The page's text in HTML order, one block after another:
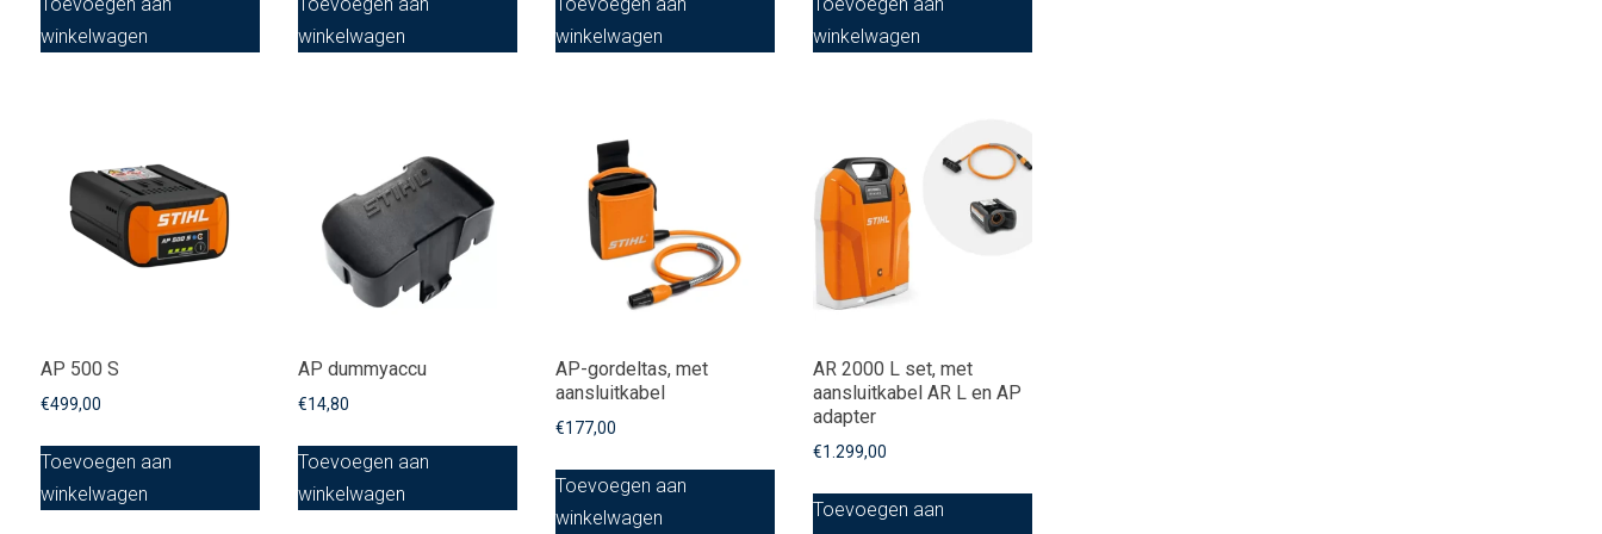
winkelwagen
winkelwagen
winkelwagen
winkelwagen
AP 500 S
€499,00
Toevoegen aan
winkelwagen
AP dummyaccu
€14,80
Toevoegen aan
winkelwagen
AP-gordeltas, met
aansluitkabel
€177,00
Toevoegen aan
winkelwagen
AR 2000 L set, met
aansluitkabel AR L en AP
adapter
€1.299,00
Toevoegen aan